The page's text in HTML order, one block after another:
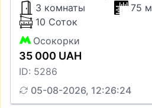
3 комнаты
75 м
10 Соток
Осокорки
35 000 UAH
ID: 5286
05-08-2026, 12:26:24